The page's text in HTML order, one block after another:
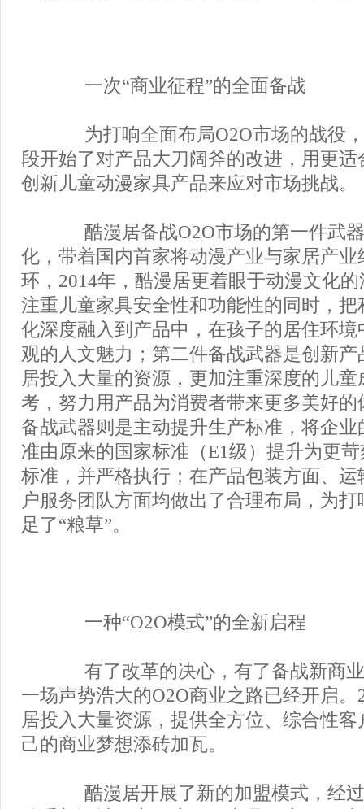
一次“商业征程”的全面备战
为打响全面布局O2O市场的战役，
段开始了对产品大刀阔斧的改进，用更适
创新儿童动漫家具产品来应对市场挑战。
酷漫居备战O2O市场的第一件武器
化，带着国内首家将动漫产业与家居产业
环，2014年，酷漫居更着眼于动漫文化
注重儿童家具安全性和功能性的同时，把
化深度融入到产品中，在孩子的居住环境
观的人文魅力；第二件备战武器是创新产
居投入大量的资源，更加注重深度的儿童
考，努力用产品为消费者带来更多美好的
备战武器则是主动提升生产标准，将企业
准由原来的国家标准（E1级）提升为更
标准，并严格执行；在产品包装方面、运
户服务团队方面均做出了合理布局，为打
足了“粮草”。
一种“O2O模式”的全新启程
有了改革的决心，有了备战新商业
一场声势浩大的O2O商业之路已经开启。
居投入大量资源，提供全方位、综合性客
己的商业梦想添砖加瓦。
酷漫居开展了新的加盟模式，经过